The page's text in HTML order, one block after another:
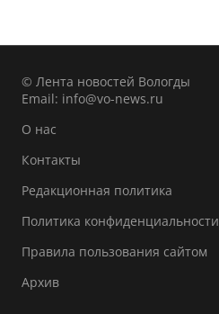
© Лента новостей Вологды
Email: info@vo-news.ru
О нас
Контакты
Редакционная политика
Политика конфиденциальности
Правила пользования сайтом
Архив